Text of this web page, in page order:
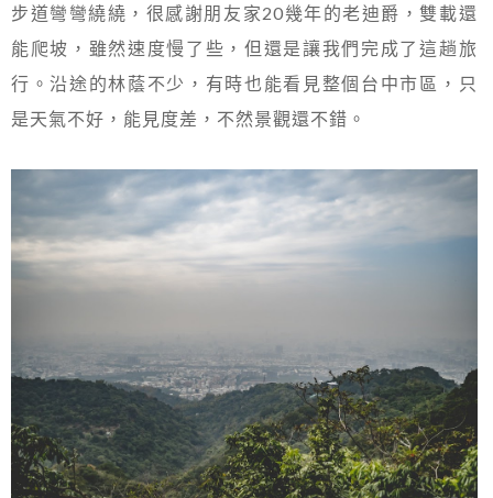
步道彎彎繞繞，很感謝朋友家20幾年的老迪爵，雙載還
能爬坡，雖然速度慢了些，但還是讓我們完成了這趟旅
行。沿途的林蔭不少，有時也能看見整個台中市區，只
是天氣不好，能見度差，不然景觀還不錯。